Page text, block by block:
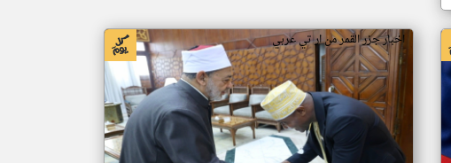
اخبار جزر القمر من ار تي عربي